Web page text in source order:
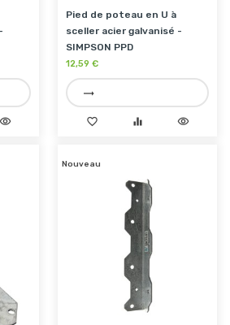
visibility
Pied de poteau en U à
sceller acier galvanisé -
SIMPSON PPD
12,59 €
trending_flat
favorite_border equalizer visibility
Nouveau